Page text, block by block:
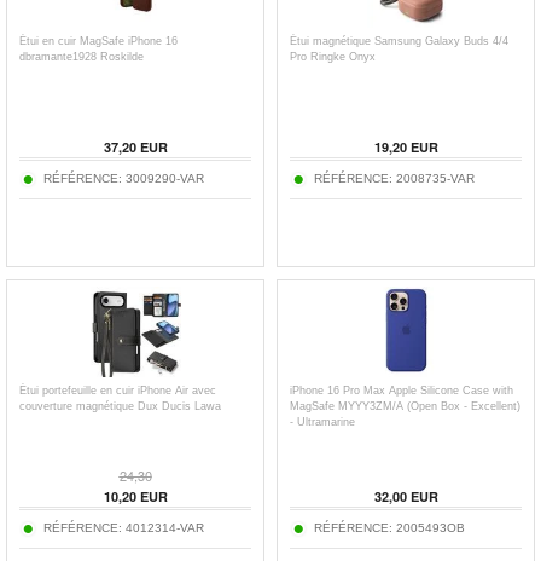
Étui en cuir MagSafe iPhone 16
dbramante1928 Roskilde
37,20EUR
RÉFÉRENCE: 3009290-VAR
Étui magnétique Samsung Galaxy Buds 4/4
Pro Ringke Onyx
19,20EUR
RÉFÉRENCE: 2008735-VAR
Étui portefeuille en cuir iPhone Air avec
couverture magnétique Dux Ducis Lawa
24,30
10,20EUR
RÉFÉRENCE: 4012314-VAR
iPhone 16 Pro Max Apple Silicone Case with
MagSafe MYYY3ZM/A (Open Box - Excellent)
- Ultramarine
32,00EUR
RÉFÉRENCE: 2005493OB